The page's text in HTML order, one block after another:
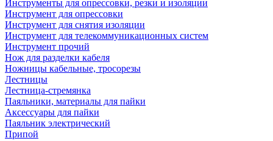
Инструменты для опрессовки, резки и изоляции
Инструмент для опрессовки
Инструмент для снятия изоляции
Инструмент для телекоммуникационных систем
Инструмент прочий
Нож для разделки кабеля
Ножницы кабельные, тросорезы
Лестницы
Лестница-стремянка
Паяльники, материалы для пайки
Аксессуары для пайки
Паяльник электрический
Припой